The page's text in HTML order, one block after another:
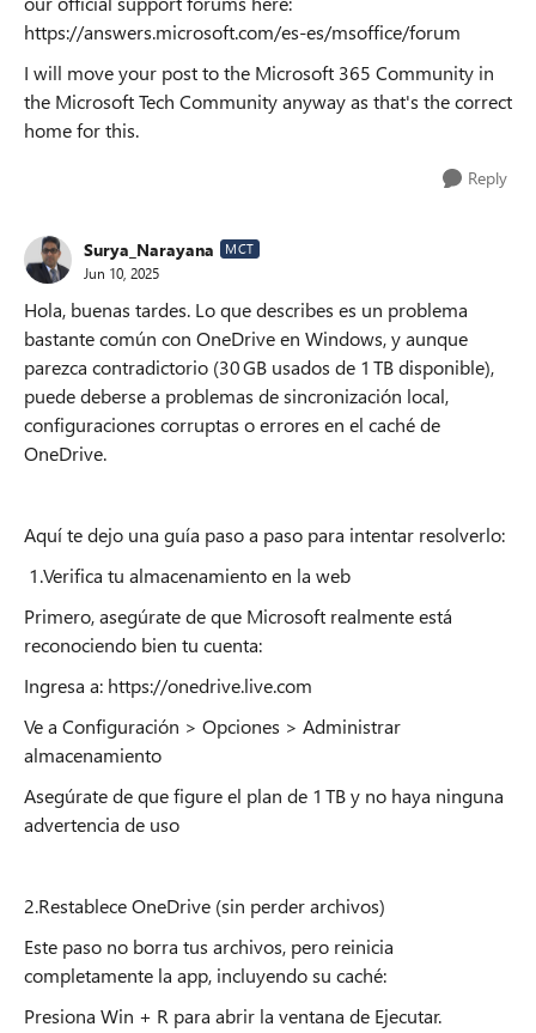
https://answers.microsoft.com/es-es/msoffice/forum
I will move your post to the Microsoft 365 Community in
the Microsoft Tech Community anyway as that's the correct
home for this.
Reply
Surya_Narayana MCT
Jun 10, 2025
Hola, buenas tardes. Lo que describes es un problema
bastante común con OneDrive en Windows, y aunque
parezca contradictorio (30 GB usados de 1 TB disponible),
puede deberse a problemas de sincronización local,
configuraciones corruptas o errores en el caché de
OneDrive.
Aquí te dejo una guía paso a paso para intentar resolverlo:
1.Verifica tu almacenamiento en la web
Primero, asegúrate de que Microsoft realmente está
reconociendo bien tu cuenta:
Ingresa a: https://onedrive.live.com
Ve a Configuración > Opciones > Administrar
almacenamiento
Asegúrate de que figure el plan de 1 TB y no haya ninguna
advertencia de uso
2.Restablece OneDrive (sin perder archivos)
Este paso no borra tus archivos, pero reinicia
completamente la app, incluyendo su caché:
Presiona Win + R para abrir la ventana de Ejecutar.